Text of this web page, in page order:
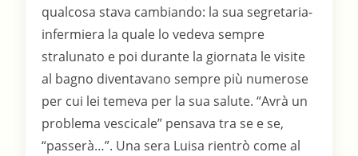
qualcosa stava cambiando: la sua segretaria-
infermiera la quale lo vedeva sempre
stralunato e poi durante la giornata le visite
al bagno diventavano sempre più numerose
per cui lei temeva per la sua salute. “Avrà un
problema vescicale” pensava tra se e se,
“passerà…”. Una sera Luisa rientrò come al